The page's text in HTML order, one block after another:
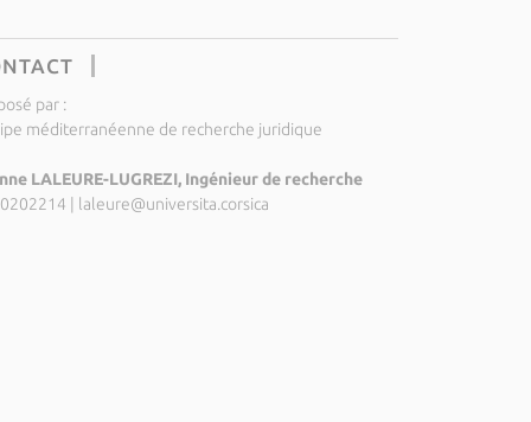
par :
méditerranéenne de recherche juridique
LALEURE-LUGREZI, Ingénieur de recherche
laleure@universita.corsica